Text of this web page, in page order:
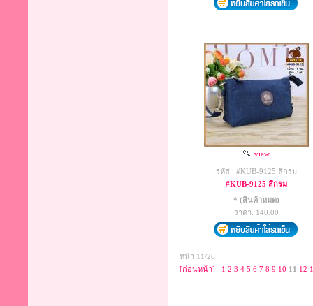
view
รหัส : #KUB-9125 สีกรม
#KUB-9125 สีกรม
* (สินค้าหมด)
ราคา: 140.00
หน้า 11/26
[ก่อนหน้า]
1 2 3 4 5 6 7 8 9 10 11 12